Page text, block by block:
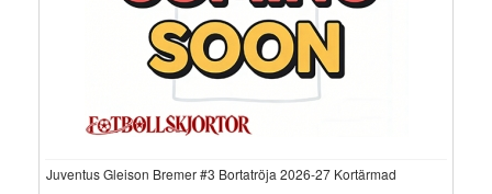
Juventus Gleison Bremer #3 Bortatröja 2026-27 Kortärmad